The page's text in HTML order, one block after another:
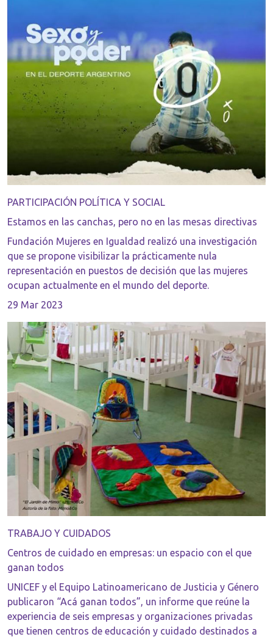
PARTICIPACIÓN POLÍTICA Y SOCIAL
Estamos en las canchas, pero no en las mesas directivas
Fundación Mujeres en Igualdad realizó una investigación
que se propone visibilizar la prácticamente nula
representación en puestos de decisión que las mujeres
ocupan actualmente en el mundo del deporte.
29 Mar 2023
TRABAJO Y CUIDADOS
Centros de cuidado en empresas: un espacio con el que
ganan todos
UNICEF y el Equipo Latinoamericano de Justicia y Género
publicaron “Acá ganan todos”, un informe que reúne la
experiencia de seis empresas y organizaciones privadas
que tienen centros de educación y cuidado destinados a